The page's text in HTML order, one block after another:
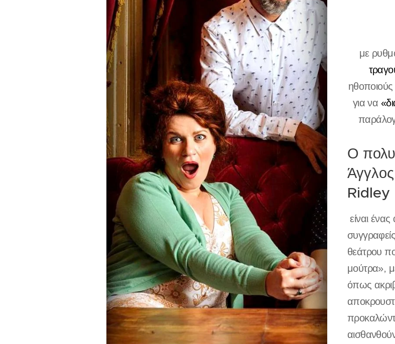
με
για να
Ο
Ridley
είναι
θεάτρου
μούτρα»,
όπως